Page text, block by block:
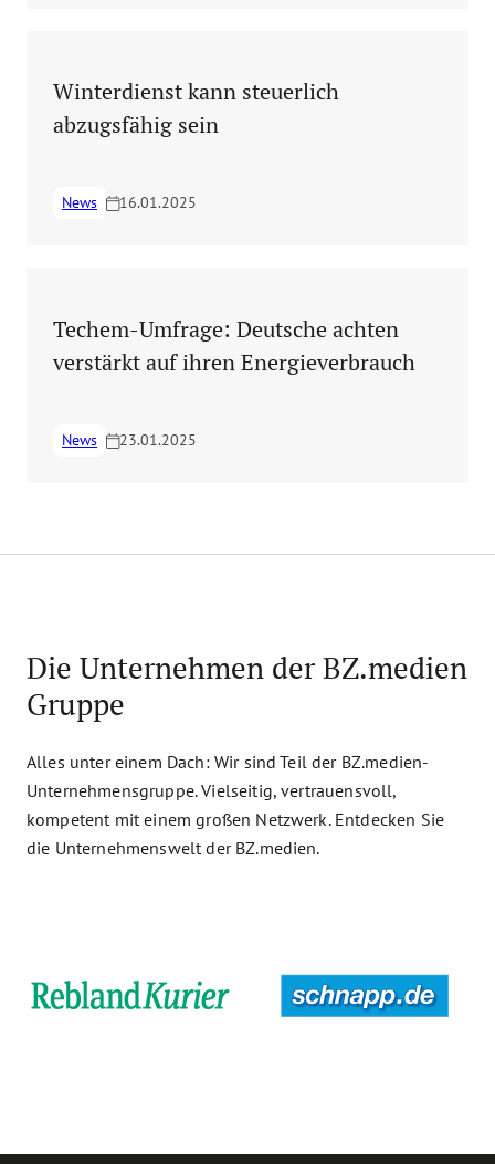
Winterdienst kann steuerlich
abzugsfähig sein
News 16.01.2025
Techem-Umfrage: Deutsche achten
verstärkt auf ihren Energieverbrauch
News 23.01.2025
Die Unternehmen der BZ.medien
Gruppe
Alles unter einem Dach: Wir sind Teil der BZ.medien-
Unternehmensgruppe. Vielseitig, vertrauensvoll,
kompetent mit einem großen Netzwerk. Entdecken Sie
die Unternehmenswelt der BZ.medien.